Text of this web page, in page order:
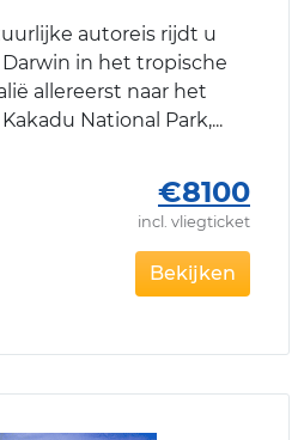
autoreis rijdt u
in het tropische
allereerst naar het
National Park,
€8100
incl. vliegticket
Bekijken